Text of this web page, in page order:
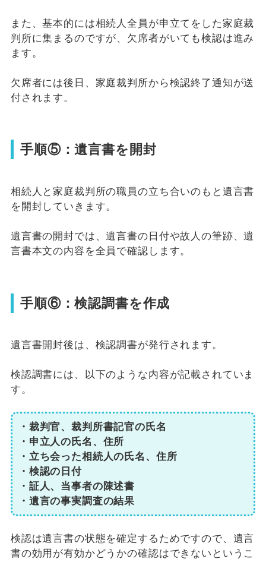
また、基本的には相続人全員が申立てをした家庭裁
判所に集まるのですが、欠席者がいても検認は進み
ます。
欠席者には後日、家庭裁判所から検認終了通知が送
付されます。
手順⑤：遺言書を開封
相続人と家庭裁判所の職員の立ち合いのもと遺言書
を開封していきます。
遺言書の開封では、遺言書の日付や故人の筆跡、遺
言書本文の内容を全員で確認します。
手順⑥：検認調書を作成
遺言書開封後は、検認調書が発行されます。
検認調書には、以下のような内容が記載されていま
す。
・裁判官、裁判所書記官の氏名
・申立人の氏名、住所
・立ち会った相続人の氏名、住所
・検認の日付
・証人、当事者の陳述書
・遺言の事実調査の結果
検認は遺言書の状態を確定するためですので、遺言
書の効用が有効かどうかの確認はできないというこ